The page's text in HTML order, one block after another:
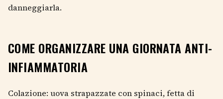
danneggiarla.
COME ORGANIZZARE UNA GIORNATA ANTI-
INFIAMMATORIA
Colazione: uova strapazzate con spinaci, fetta di